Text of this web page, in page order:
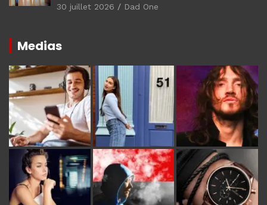
30 juillet 2026 Dad One
Medias